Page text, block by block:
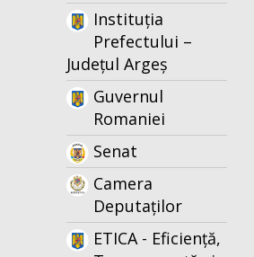
Instituția
Prefectului –
Județul Argeș
Guvernul
Romaniei
Senat
Camera
Deputaților
ETICA - Eficiență,